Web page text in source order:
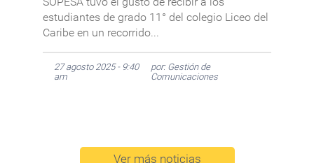
estudiantes de grado 11° del colegio Liceo del
Caribe en un recorrido...
27 agosto 2025 - 9:40
am
por: Gestión de
Comunicaciones
Ver más noticias